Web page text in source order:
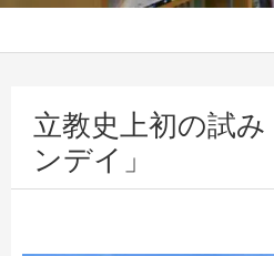
立教史上初の試
ンデイ」